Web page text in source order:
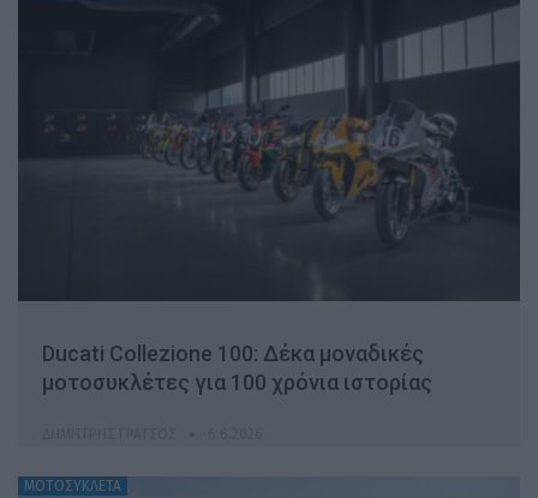
Ducati Collezione 100: Δέκα μοναδικές
μοτοσυκλέτες για 100 χρόνια ιστορίας
ΜΟΤΟΣΥΚΛΕΤΑ